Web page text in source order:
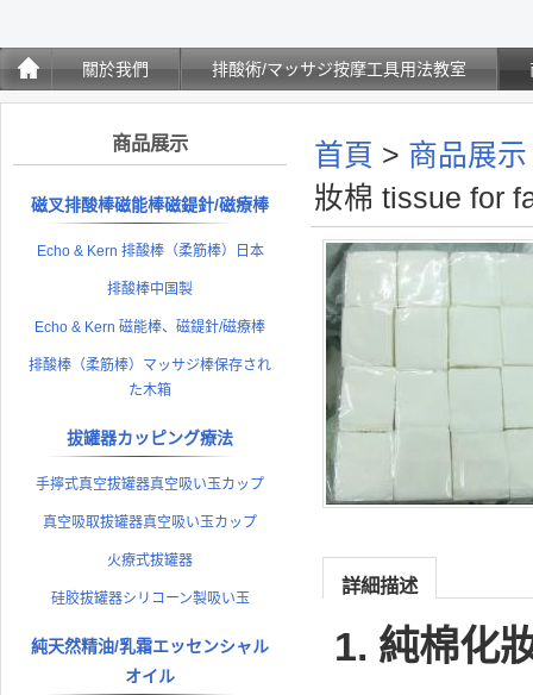
關於我們 排酸術/マッサジ按摩工具用法教室
商品展示
磁叉排酸棒磁能棒磁鍉針/磁療棒
Echo & Kern 排酸棒（柔筋棒）日本
排酸棒中国製
Echo & Kern 磁能棒、磁鍉針/磁療棒
排酸棒（柔筋棒）マッサジ棒保存され
た木箱
拔罐器カッピング療法
手擰式真空拔罐器真空吸い玉カップ
真空吸取拔罐器真空吸い玉カップ
火療式拔罐器
硅胶拔罐器シリコーン製吸い玉
純天然精油/乳霜エッセンシャル
オイル
首頁 > 商品展示
妝棉 tissue for
詳細描述
1. 純棉化